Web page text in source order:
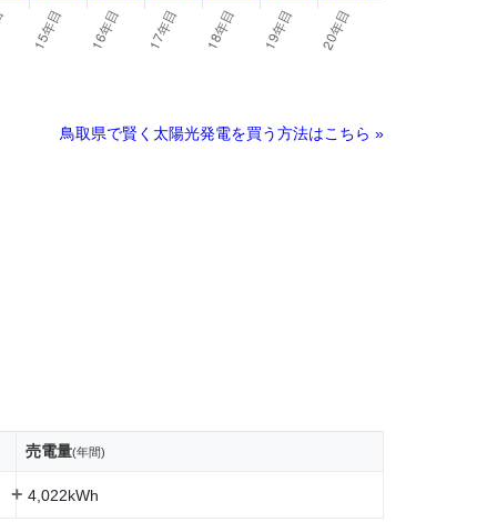
鳥取県で賢く太陽光発電を買う方法はこちら »
売電量(年間)
+ 4,022kWh